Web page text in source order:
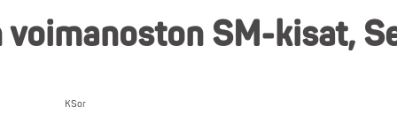
SM-kisat,
KSor